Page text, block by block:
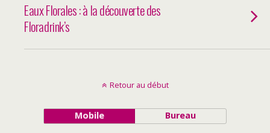
Eaux Florales : à la découverte des
Floradrink’s
Retour au début
Mobile Bureau